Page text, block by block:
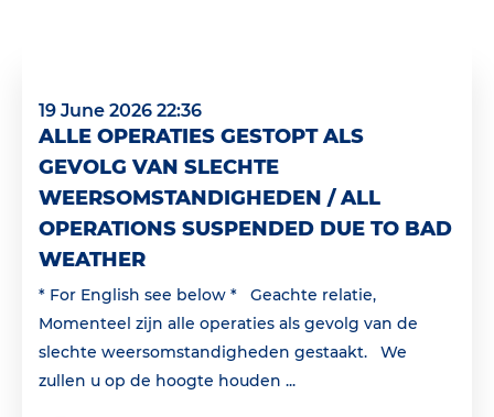
19 June 2026 22:36
ALLE OPERATIES GESTOPT ALS
GEVOLG VAN SLECHTE
WEERSOMSTANDIGHEDEN / ALL
OPERATIONS SUSPENDED DUE TO BAD
WEATHER
* For English see below * Geachte relatie,
Momenteel zijn alle operaties als gevolg van de
slechte weersomstandigheden gestaakt. We
zullen u op de hoogte houden ...